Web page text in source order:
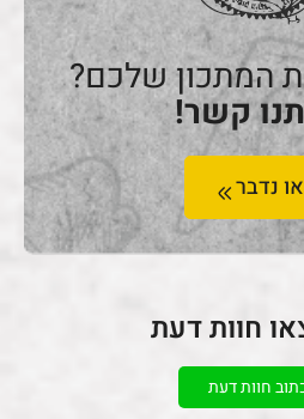
נדבר
חוות דעת
חוות דעת
לבית של אוהבי הבשר